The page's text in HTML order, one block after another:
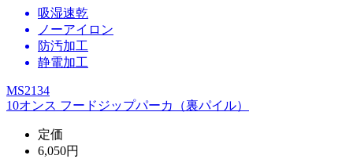
吸湿速乾
ノーアイロン
防汚加工
静電加工
MS2134
10オンス フードジップパーカ（裏パイル）
定価
6,050円